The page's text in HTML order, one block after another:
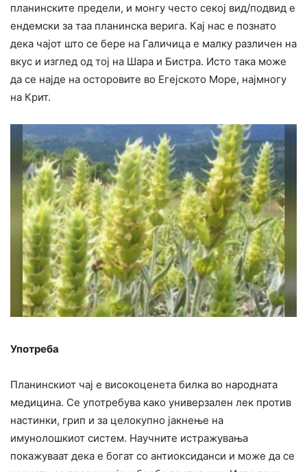
планинските предели, и монгу често секој вид/подвид е
ендемски за таа планинска верига. Кај нас е познато
дека чајот што се бере на Галичица е малку различен на
вкус и изглед од тој на Шара и Бистра. Исто така може
да се најде на осторовите во Егејското Море, најмногу
на Крит.
Употреба
Планинскиот чај е високоценета билка во народната
медицина. Се употребува како универзален лек против
настинки, грип и за целокупно јакнење на
имунолошкиот систем. Научните истражувања
покажуваат дека е богат со антиоксиданси и може да се